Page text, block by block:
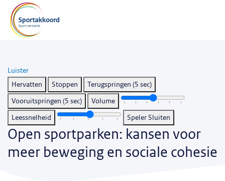
Luister
Hervatten
Stoppen
Terugspringen (5 sec)
Vooruitspringen (5 sec)
Volume
Leessnelheid
Speler Sluiten
Open sportparken: kansen voor
meer beweging en sociale cohesie